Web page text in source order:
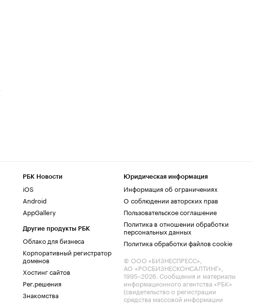
РБК Новости
iOS
Android
AppGallery
Другие продукты РБК
Облако для бизнеса
Корпоративный регистратор
доменов
Хостинг сайтов
Рег.решения
Знакомства
Юридическая информация
Информация об ограничениях
О соблюдении авторских прав
Пользовательское соглашение
Политика в отношении обработки
персональных данных
Политика обработки файлов cookie
© ООО «БИЗНЕСПРЕСС»,
АО «РОСБИЗНЕСКОНСАЛТИНГ»,
1995–2026. Сообщения и материалы
информационного агентства «РБК»
(свидетельство о регистрации
средства массовой информации